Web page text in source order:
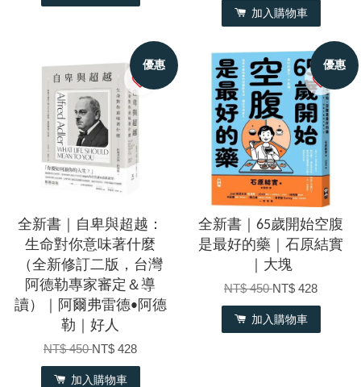
加入購物車
優惠
全新書｜自卑與超越：
生命對你意味著什麼
（全新修訂二版，台灣
阿德勒專家審定＆導
讀）｜阿爾弗雷德•阿德
勒｜好人
NT$ 450NT$ 428
加入購物車
優惠
全新書｜65歲開始空腹
是最好的藥｜石原結實
｜大塊
NT$ 450NT$ 428
加入購物車